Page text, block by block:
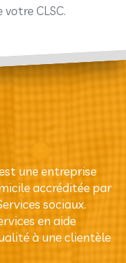
votre CLSC.
une entreprise
accréditée par
sociaux.
en aide
à une clientèle